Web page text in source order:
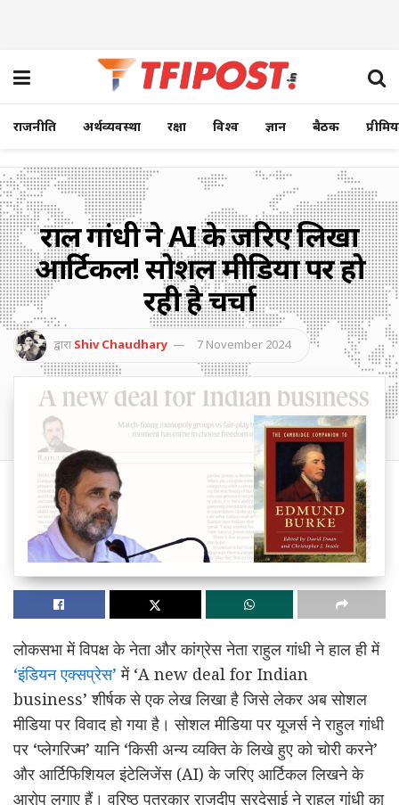
राजनीति अर्थव्यवस्था रक्षा विश्व ज्ञान बैठक
राहुल गांधी ने AI के जरिए लिखा
आर्टिकल! सोशल मीडिया पर हो
रही है चर्चा
द्वारा Shiv Chaudhary 7 November 2024
लोकसभा में विपक्ष के नेता और कांग्रेस नेता राहुल गांधी ने हाल ही में
‘इंडियन एक्सप्रेस’ में ‘A new deal for Indian
business’ शीर्षक से एक लेख लिखा है जिसे लेकर अब सोशल
मीडिया पर विवाद हो गया है। सोशल मीडिया पर यूजर्स ने राहुल गांधी
पर ‘प्लेगरिज्म’ यानि ‘किसी अन्य व्यक्ति के लिखे हुए को चोरी करने’
और आर्टिफिशियल इंटेलिजेंस (AI) के जरिए आर्टिकल लिखने के
आरोप लगाए हैं। वरिष्ठ पत्रकार राजदीप सरदेसाई ने राहुल गांधी का